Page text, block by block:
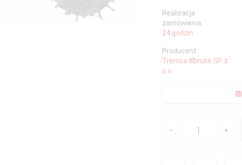
Realizacja
zamówienia:
24 godzin
Producent:
Tremco Illbruck SP. z
o.o.